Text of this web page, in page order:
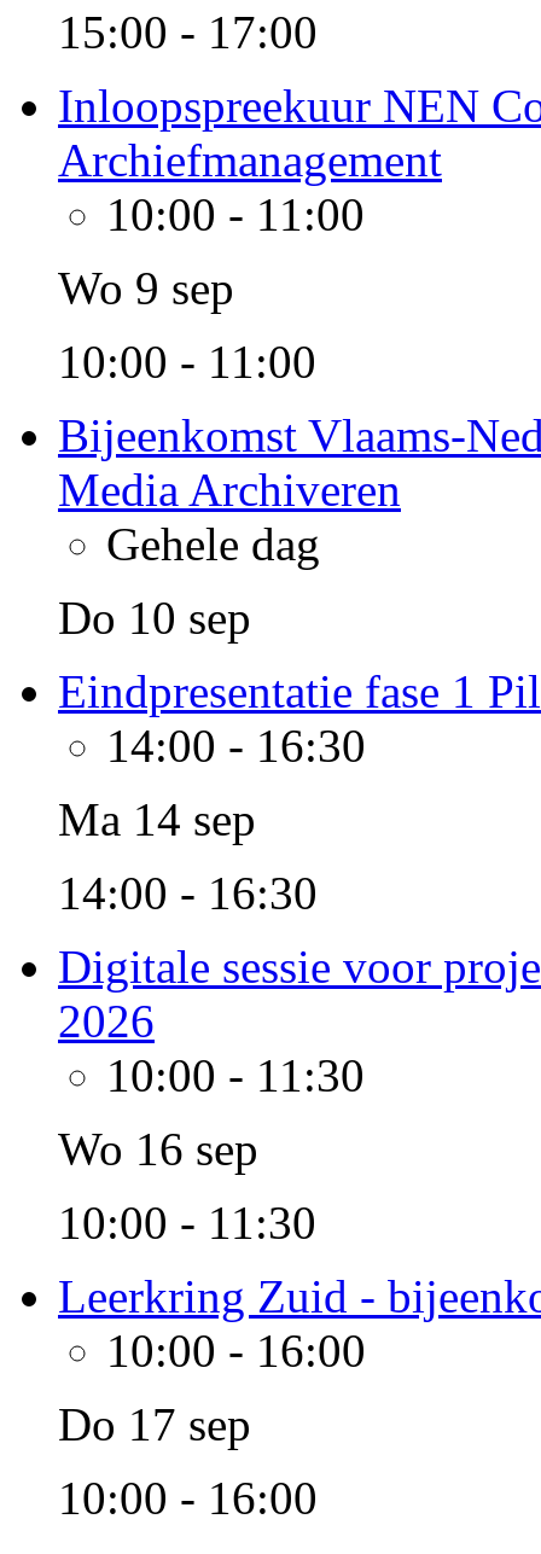
15:00 - 17:00
Inloopspreekuur NEN
Archiefmanagement
10:00 - 11:00
Wo 9 sep
10:00 - 11:00
Bijeenkomst Vlaams-
Media Archiveren
Gehele dag
Do 10 sep
Eindpresentatie fase 1
14:00 - 16:30
Ma 14 sep
14:00 - 16:30
Digitale sessie voor
2026
10:00 - 11:30
Wo 16 sep
10:00 - 11:30
Leerkring Zuid -
10:00 - 16:00
Do 17 sep
10:00 - 16:00